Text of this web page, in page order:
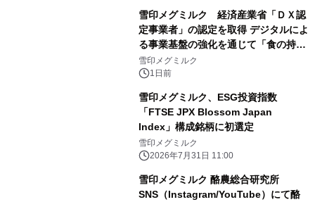
雪印メグミルク 経済産業省「ＤＸ認
定事業者」の認定を取得 デジタルによ
る事業基盤の強化を通じて「食の持続
性」を実現
雪印メグミルク
1日前
雪印メグミルク、ESG投資指数
「FTSE JPX Blossom Japan
Index」構成銘柄に初選定
雪印メグミルク
2026年7月31日 11:00
雪印メグミルク 酪農総合研究所
SNS（Instagram/YouTube）にて酪